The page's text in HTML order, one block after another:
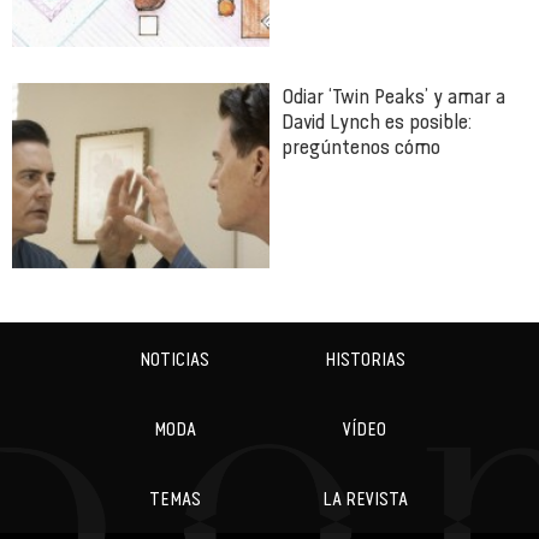
Odiar ‘Twin Peaks’ y amar a
David Lynch es posible:
pregúntenos cómo
NOTICIAS HISTORIAS
MODA VÍDEO
TEMAS LA REVISTA